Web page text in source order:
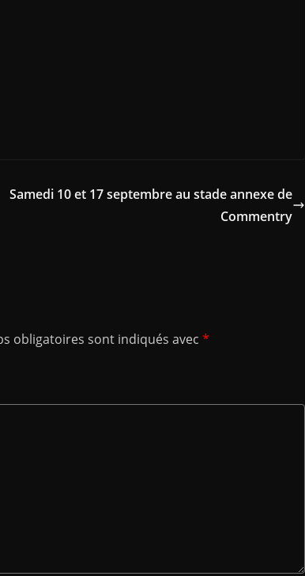
Samedi 10 et 17 septembre au stade annexe de
Commentry
obligatoires sont indiqués avec *